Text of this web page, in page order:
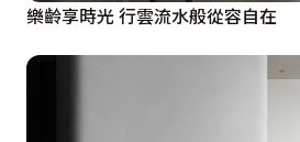
樂齡享時光 行雲流水般從容自在